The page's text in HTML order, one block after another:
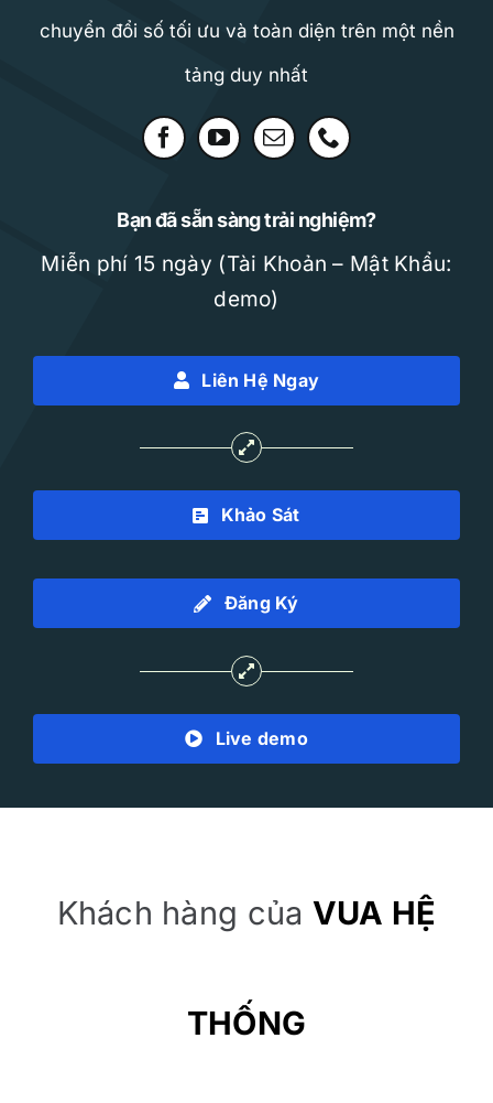
chuyển đổi số tối ưu và toàn diện trên một nền
tảng duy nhất
Bạn đã sẵn sàng trải nghiệm?
Miễn phí 15 ngày (Tài Khoản – Mật Khẩu:
demo)
Liên Hệ Ngay
Khảo Sát
Đăng Ký
Live demo
Khách hàng của VUA HỆ
THỐNG